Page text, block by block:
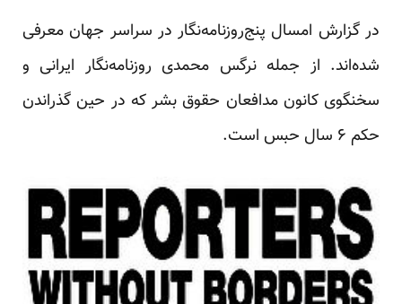
در گزارش امسال پنج‌روزنامه‌نگار در سراسر جهان معرفی
شده‌اند. از جمله نرگس محمدی روزنامه‌نگار ایرانی و
سخنگوی کانون مدافعان حقوق بشر که در حین گذراندن
حکم ۶ سال حبس است.